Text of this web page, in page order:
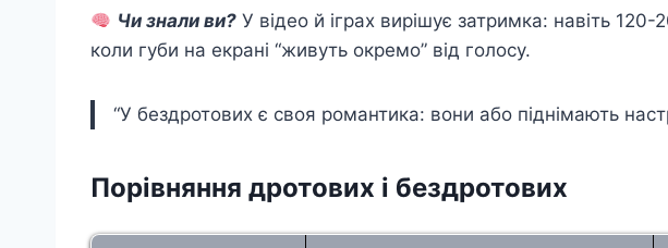
Чи знали ви? У відео й іграх вирішує затримка: навіть
коли губи на екрані “живуть окремо” від голосу.
“У бездротових є своя романтика: вони або піднімають
Порівняння дротових і бездротових